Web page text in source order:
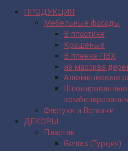
ПРОДУКЦИЯ
Мебельные фасады
В пластике
Крашеные
В пленке ПВХ
из массива
Алюминиевые
Фартуки и Вставки
ДЕКОРЫ
Пластик
Gentas (Турция)